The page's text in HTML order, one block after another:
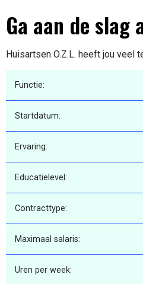
Ga aan de
Huisartsen O.Z.L. heeft jou veel
Functie:
Startdatum:
Ervaring:
Educatielevel:
Contracttype:
Maximaal salaris:
Uren per week: